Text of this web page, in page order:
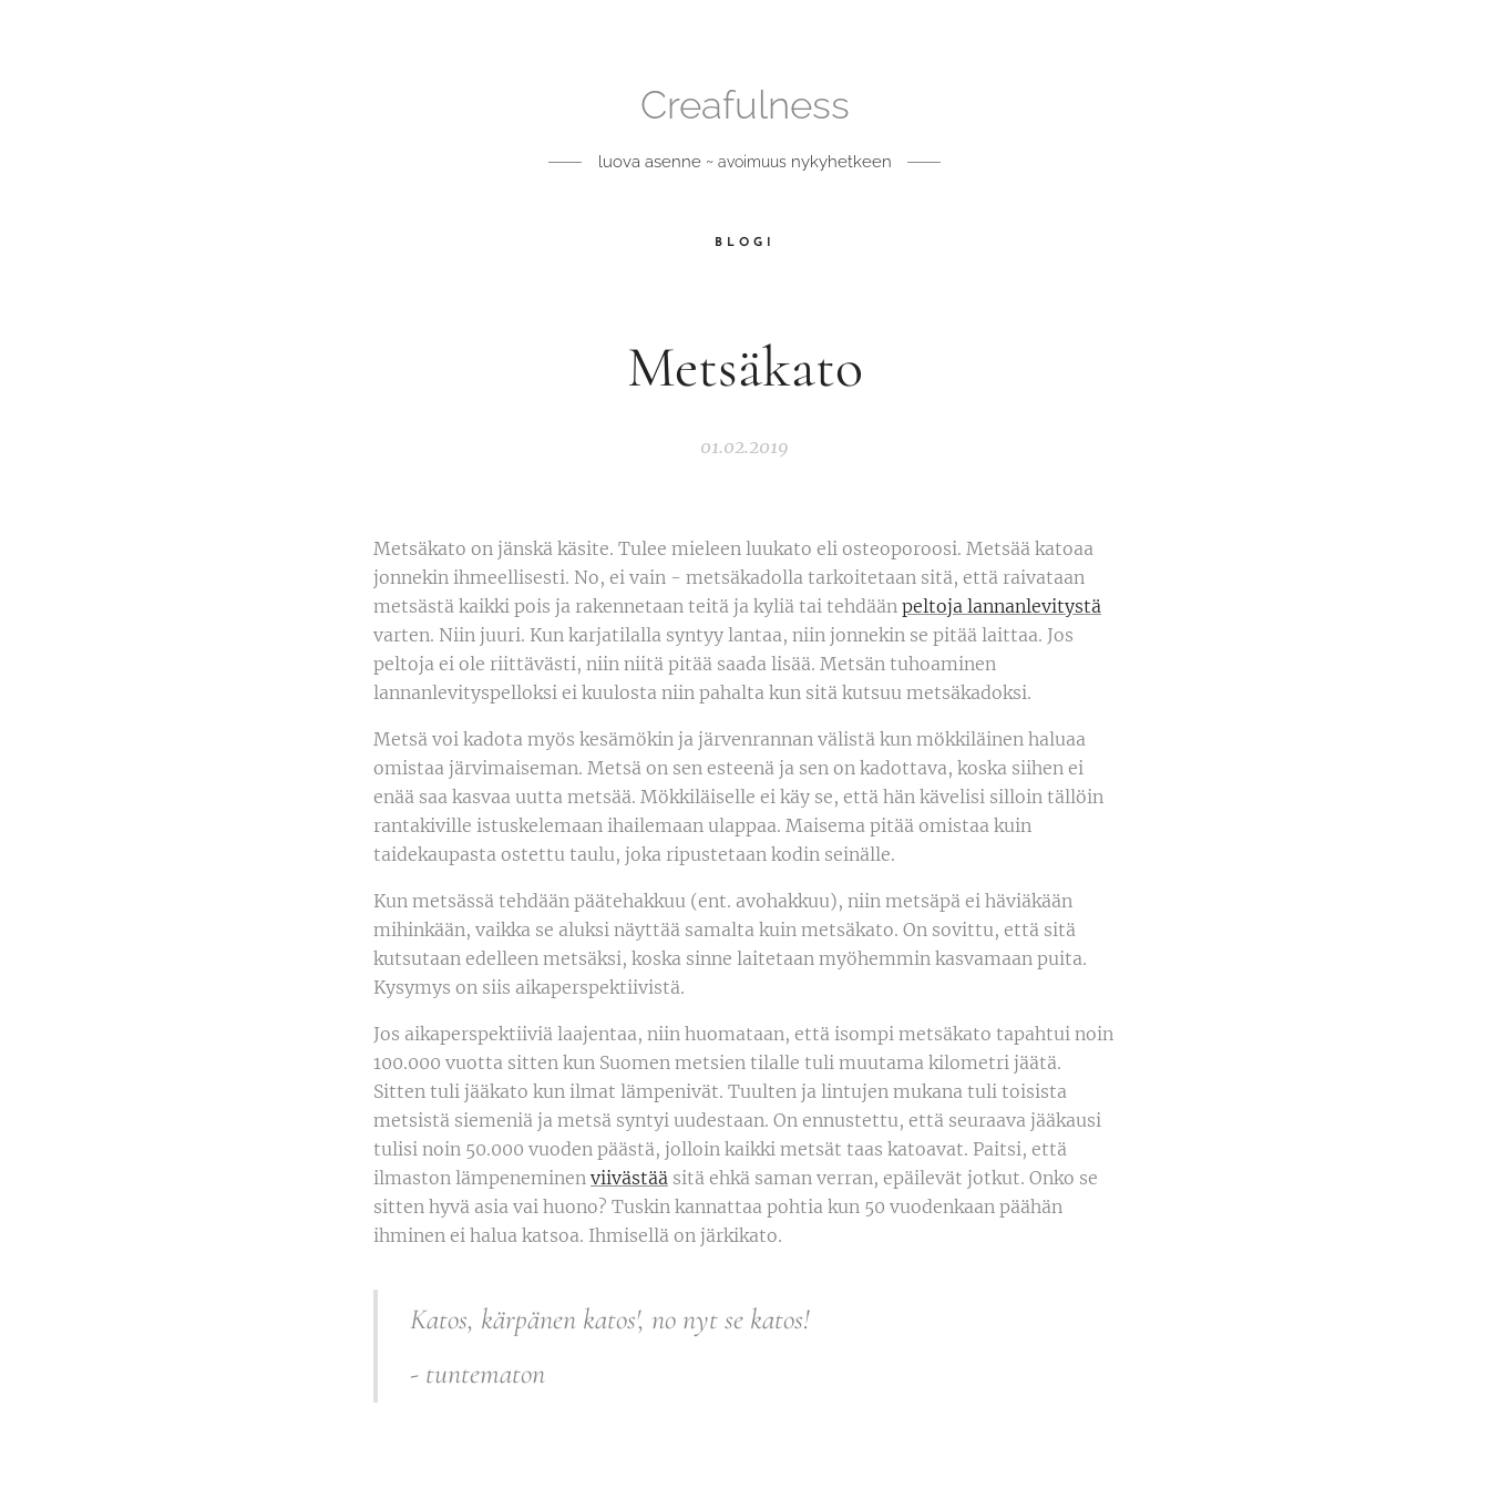
Creafulness
luova asenne ~ avoimuusnykyhetkeen
BLOGI
Metsäkato
01.02.2019
Metsäkato on jänskä käsite. Tulee mieleen luukato eli osteoporoosi. Metsää katoaa
jonnekin ihmeellisesti. No, ei vain - metsäkadolla tarkoitetaan sitä, että raivataan
metsästä kaikki pois ja rakennetaan teitä ja kyliä tai tehdään peltoja lannanlevitystä
varten. Niin juuri. Kun karjatilalla syntyy lantaa, niin jonnekin se pitää laittaa. Jos
peltoja ei ole riittävästi, niin niitä pitää saada lisää. Metsän tuhoaminen
lannanlevityspelloksi ei kuulosta niin pahalta kun sitä kutsuu metsäkadoksi.
Metsä voi kadota myös kesämökin ja järvenrannan välistä kun mökkiläinen haluaa
omistaa järvimaiseman. Metsä on sen esteenä ja sen on kadottava, koska siihen ei
enää saa kasvaa uutta metsää. Mökkiläiselle ei käy se, että hän kävelisi silloin tällöin
rantakiville istuskelemaan ihailemaan ulappaa. Maisema pitää omistaa kuin
taidekaupasta ostettu taulu, joka ripustetaan kodin seinälle.
Kun metsässä tehdään päätehakkuu (ent. avohakkuu), niin metsäpä ei häviäkään
mihinkään, vaikka se aluksi näyttää samalta kuin metsäkato. On sovittu, että sitä
kutsutaan edelleen metsäksi, koska sinne laitetaan myöhemmin kasvamaan puita.
Kysymys on siis aikaperspektiivistä.
Jos aikaperspektiiviä laajentaa, niin huomataan, että isompi metsäkato tapahtui noin
100.000 vuotta sitten kun Suomen metsien tilalle tuli muutama kilometri jäätä.
Sitten tuli jääkato kun ilmat lämpenivät. Tuulten ja lintujen mukana tuli toisista
metsistä siemeniä ja metsä syntyi uudestaan. On ennustettu, että seuraava jääkausi
tulisi noin 50.000 vuoden päästä, jolloin kaikki metsät taas katoavat. Paitsi, että
ilmaston lämpeneminen viivästää sitä ehkä saman verran, epäilevät jotkut. Onko se
sitten hyvä asia vai huono? Tuskin kannattaa pohtia kun 50 vuodenkaan päähän
ihminen ei halua katsoa. Ihmisellä on järkikato.
Katos, kärpänen katos', no nyt se katos!
- tuntematon